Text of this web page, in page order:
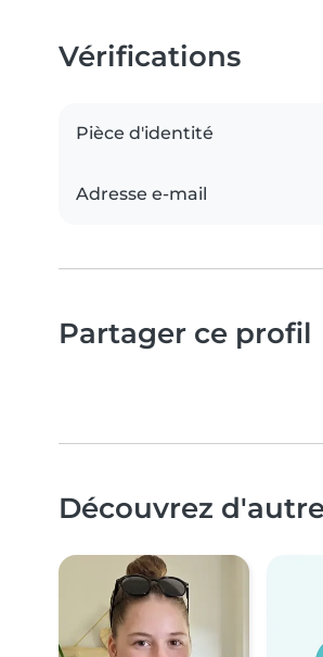
Vérifications
Pièce d'identité
Adresse e-mail
Partager ce profil
Découvrez